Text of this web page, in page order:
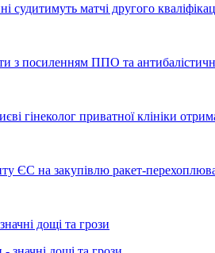
судитимуть матчі другого
з посиленням ППО та
гінеколог приватної клініки
ЄС на закупівлю ракет-
дощі та грози